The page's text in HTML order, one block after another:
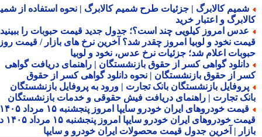
کالابرگ | جزئیات طرح شمیم کالابرگ | نحوه استفاده از شمیم
و اعتبار خرید
امروز کیلویی چند است؟؛ جدول جدید قیمت حبوبات را ببینید /
نخود و لوبیا امروز چقدر شد؟ آخرین نرخ های بازار / قیمت روز
اعلام شد؛ جزئیات نرخ عدس، نخود و لوبیا
گواهی کسر از حقوق بازنشستگان | راهنمای دریافت گواهی
از حقوق بازنشستگان | نحوه دانلود گواهی کسر از حقوق
بازنشستگان بانک تجارت | ورود به پروفایل بازنشستگان
تجارت | راهنمای دریافت فیش حقوقی و خدمات بازنشستگان
قیمت خودروهای ایران خودرو سایپا امروز پنجشنبه ۱۵ مرداد ۱۴۰۵ |
قیمت خودروهای ایران خودرو سایپا امروز پنجشنبه ۱۵ مرداد ۱۴۰۵ در
| آخرین جدول قیمت محصولات ایران خودرو و سایپا